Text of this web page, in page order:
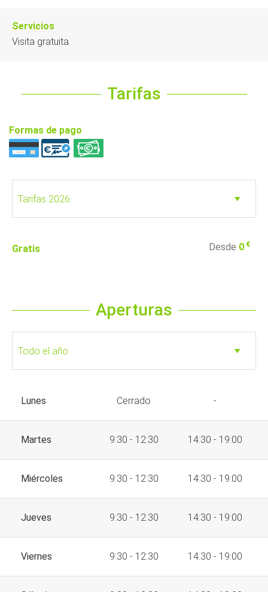
Servicios
Visita gratuita
Tarifas
Formas de pago
Gratis Desde 0 €
Aperturas
Lunes Cerrado -
Martes 9:30 - 12:30 14:30 - 19:00
Miércoles 9:30 - 12:30 14:30 - 19:00
Jueves 9:30 - 12:30 14:30 - 19:00
Viernes 9:30 - 12:30 14:30 - 19:00